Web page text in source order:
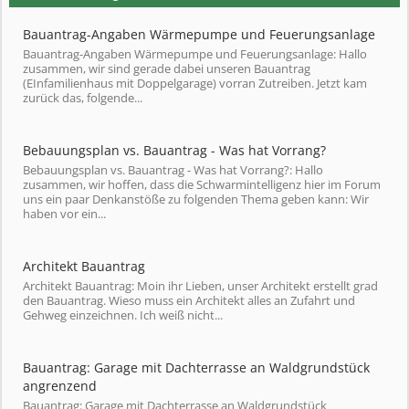
Bauantrag-Angaben Wärmepumpe und Feuerungsanlage
Bauantrag-Angaben Wärmepumpe und Feuerungsanlage: Hallo
zusammen, wir sind gerade dabei unseren Bauantrag
(EInfamilienhaus mit Doppelgarage) vorran Zutreiben. Jetzt kam
zurück das, folgende...
Bebauungsplan vs. Bauantrag - Was hat Vorrang?
Bebauungsplan vs. Bauantrag - Was hat Vorrang?: Hallo
zusammen, wir hoffen, dass die Schwarmintelligenz hier im Forum
uns ein paar Denkanstöße zu folgenden Thema geben kann: Wir
haben vor ein...
Architekt Bauantrag
Architekt Bauantrag: Moin ihr Lieben, unser Architekt erstellt grad
den Bauantrag. Wieso muss ein Architekt alles an Zufahrt und
Gehweg einzeichnen. Ich weiß nicht...
Bauantrag: Garage mit Dachterrasse an Waldgrundstück
angrenzend
Bauantrag: Garage mit Dachterrasse an Waldgrundstück